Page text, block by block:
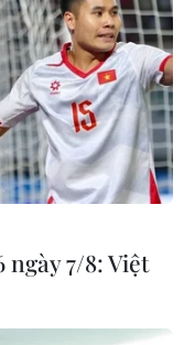
ngày 7/8: Việt